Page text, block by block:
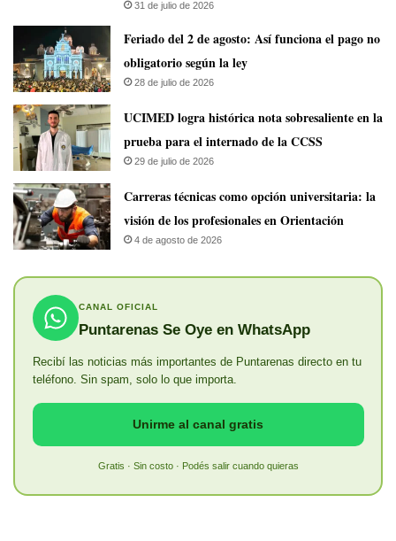
31 de julio de 2026
Feriado del 2 de agosto: Así funciona el pago no
obligatorio según la ley
28 de julio de 2026
UCIMED logra histórica nota sobresaliente en la
prueba para el internado de la CCSS
29 de julio de 2026
Carreras técnicas como opción universitaria: la
visión de los profesionales en Orientación
4 de agosto de 2026
CANAL OFICIAL
Puntarenas Se Oye en WhatsApp
Recibí las noticias más importantes de Puntarenas directo en tu
teléfono. Sin spam, solo lo que importa.
Unirme al canal gratis
Gratis · Sin costo · Podés salir cuando quieras